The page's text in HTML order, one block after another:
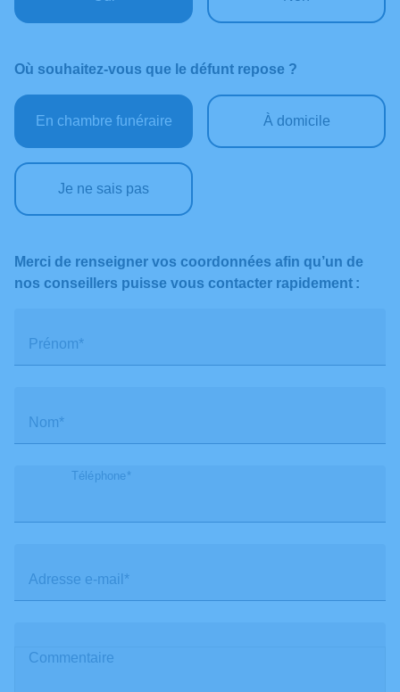
Où souhaitez-vous que le défunt repose ?
En chambre funéraire À domicile
Je ne sais pas
Merci de renseigner vos coordonnées afin qu’un de
nos conseillers puisse vous contacter rapidement :
Prénom*
Nom*
Téléphone*
Adresse e-mail*
Commentaire